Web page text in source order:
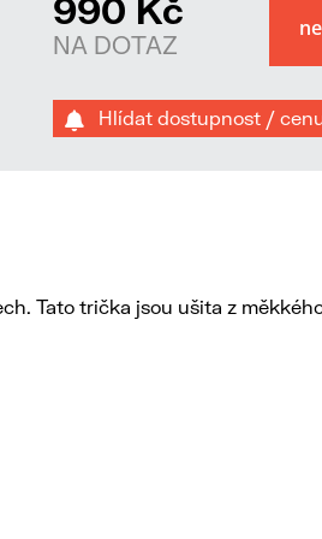
990 Kč
NA DOTAZ
Hlídat dostupnost /
Tato trička jsou ušita z